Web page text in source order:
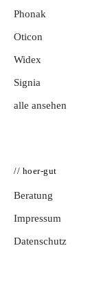
Phonak
Oticon
Widex
Signia
alle ansehen
// hoer-gut
Beratung
Impressum
Datenschutz